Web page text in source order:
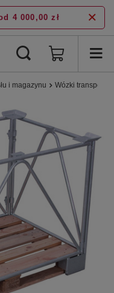
4 000,00 zł
i magazynu Wózki